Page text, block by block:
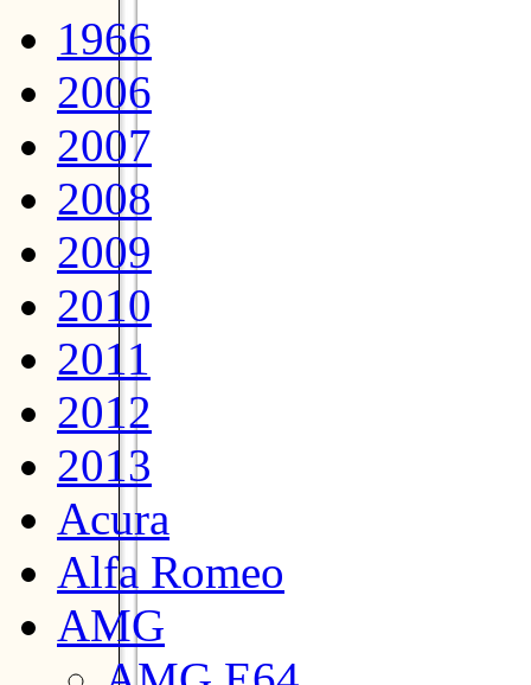
1966
2006
2007
2008
2009
2010
2011
2012
2013
Acura
Alfa Romeo
AMG